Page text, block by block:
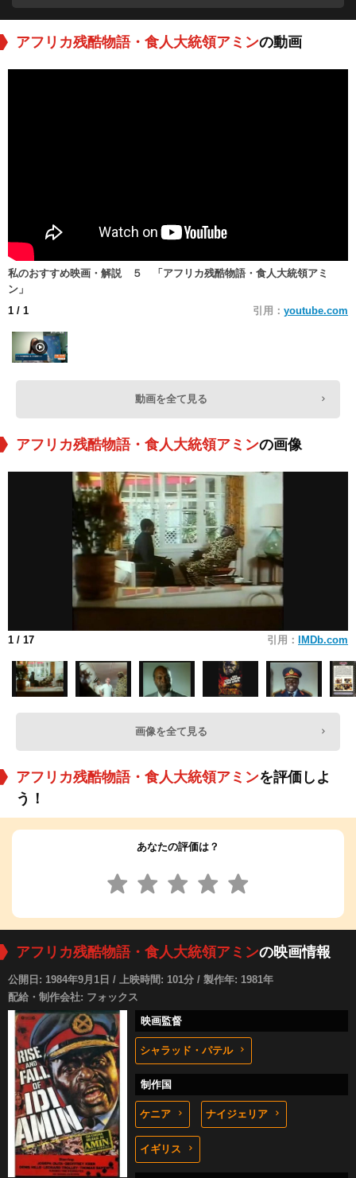
アフリカ残酷物語・食人大統領アミンの動画
私のおすすめ映画・解説 ５ 「アフリカ残酷物語・食人大統領アミ
ン」
1 / 1 引用： youtube.com
動画を全て見る
アフリカ残酷物語・食人大統領アミンの画像
1 / 17 引用： IMDb.com
画像を全て見る
アフリカ残酷物語・食人大統領アミンを評価しよ
う！
あなたの評価は？
アフリカ残酷物語・食人大統領アミンの映画情報
公開日: 1984年9月1日 / 上映時間: 101分 / 製作年: 1981年
配給・制作会社: フォックス
映画監督
シャラッド・パテル
制作国
ケニア ナイジェリア
イギリス